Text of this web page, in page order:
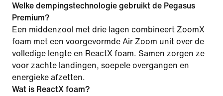
Welke dempingstechnologie gebruikt de Pegasus
Premium?
Een middenzool met drie lagen combineert ZoomX
foam met een voorgevormde Air Zoom unit over de
volledige lengte en ReactX foam. Samen zorgen ze
voor zachte landingen, soepele overgangen en
energieke afzetten.
Wat is ReactX foam?